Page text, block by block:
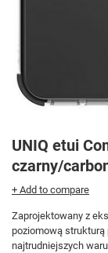
UNIQ etui
czarny/
+ Add to compare
Zaprojektowany z
poziomową strukturą
najtrudniejszych